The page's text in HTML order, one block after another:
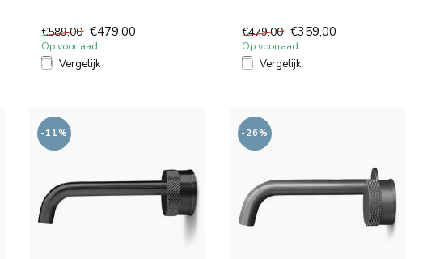
€589,00 €479,00
Op voorraad
Vergelijk
messing. ...
€479,00 €359,00
Op voorraad
Vergelijk
-11% -26%